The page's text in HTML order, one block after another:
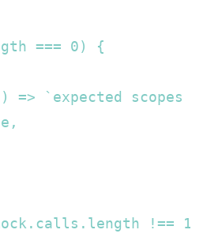
=== 0) {
=> `expected scopes
!==